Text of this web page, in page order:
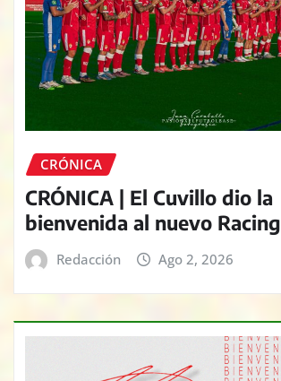
CRÓNICA
CRÓNICA | El Cuvillo dio la
bienvenida al nuevo Racing
Redacción Ago 2, 2026